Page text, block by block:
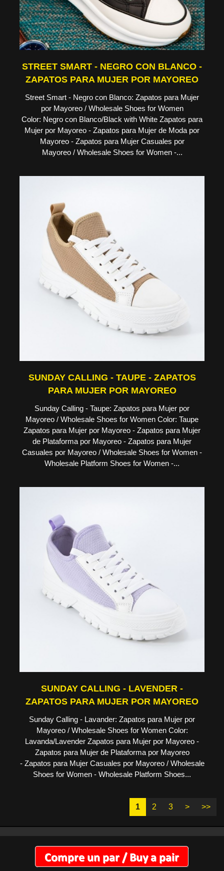
STREET SMART - NEGRO CON BLANCO -
ZAPATOS PARA MUJER POR MAYOREO
Street Smart - Negro con Blanco: Zapatos para Mujer
por Mayoreo / Wholesale Shoes for Women
Color: Negro con Blanco/Black with White Zapatos para
Mujer por Mayoreo - Zapatos para Mujer de Moda por
Mayoreo - Zapatos para Mujer Casuales por
Mayoreo / Wholesale Shoes for Women -...
SUNDAY CALLING - TAUPE - ZAPATOS
PARA MUJER POR MAYOREO
Sunday Calling - Taupe: Zapatos para Mujer por
Mayoreo / Wholesale Shoes for Women Color: Taupe
Zapatos para Mujer por Mayoreo - Zapatos para Mujer
de Plataforma por Mayoreo - Zapatos para Mujer
Casuales por Mayoreo / Wholesale Shoes for Women -
Wholesale Platform Shoes for Women -...
SUNDAY CALLING - LAVENDER -
ZAPATOS PARA MUJER POR MAYOREO
Sunday Calling - Lavander: Zapatos para Mujer por
Mayoreo / Wholesale Shoes for Women Color:
Lavanda/Lavender Zapatos para Mujer por Mayoreo -
Zapatos para Mujer de Plataforma por Mayoreo
- Zapatos para Mujer Casuales por Mayoreo / Wholesale
Shoes for Women - Wholesale Platform Shoes...
1 2 3 > >>